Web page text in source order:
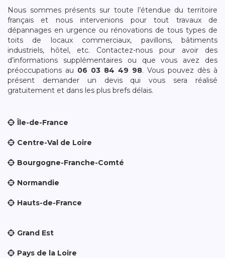
Nous sommes présents sur toute l’étendue du territoire
français et nous intervenions pour tout travaux de
dépannages en urgence ou rénovations de tous types de
toits de locaux commerciaux, pavillons, bâtiments
industriels, hôtel, etc. Contactez-nous pour avoir des
d’informations supplémentaires ou que vous avez des
préoccupations au 06 03 84 49 98. Vous pouvez dès à
présent demander un devis qui vous sera réalisé
gratuitement et dans les plus brefs délais.
Île-de-France
Centre-Val de Loire
Bourgogne-Franche-Comté
Normandie
Hauts-de-France
Grand Est
Pays de la Loire